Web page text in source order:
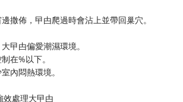
撒佈，曱甴爬過時會沾上並帶回巢穴。
曱甴偏愛潮濕環境。
在%以下。
內悶熱環境。
處理大曱甴